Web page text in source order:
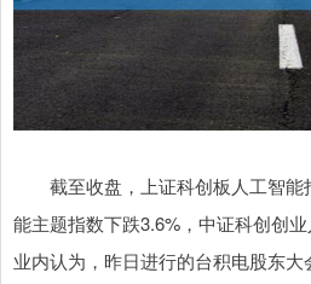
截至收盘，上证科创板人工智能
能主题指数下跌3.6%，中证科创创业
业内认为，昨日进行的台积电股东